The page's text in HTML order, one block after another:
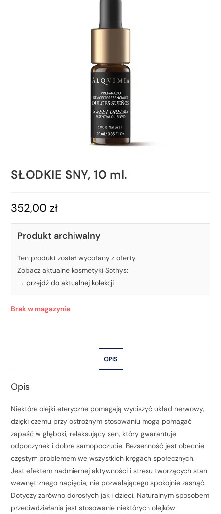
SŁODKIE SNY, 10 ml.
352,00zł
Produkt archiwalny
Ten produkt został wycofany z oferty.
Zobacz aktualne kosmetyki Sothys:
→ przejdź do aktualnej kolekcji
Brak w magazynie
OPIS
Opis
Niektóre olejki eteryczne pomagają wyciszyć układ nerwowy,
dzięki czemu przy ostrożnym stosowaniu mogą pomagać
zapaść w głęboki, relaksujący sen, który gwarantuje
odpoczynek i dobre samopoczucie. Bezsenność jest obecnie
częstym problemem we wszystkich kręgach społecznych.
Jest efektem nadmiernej aktywności i stresu tworzących stan
wewnętrznego napięcia, nie pozwalającego spokojnie zasnąć.
Dotyczy zarówno dorosłych jak i dzieci. Naturalnym sposobem
przeciwdziałania jest stosowanie niektórych olejków